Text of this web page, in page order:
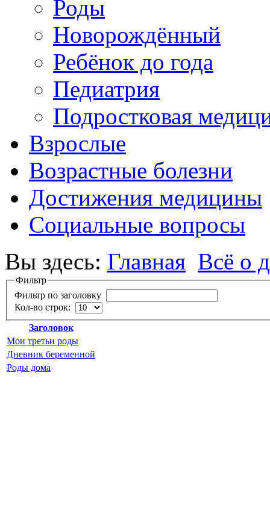
Роды
Новорождённый
Ребёнок до года
Педиатрия
Подростковая
Взрослые
Возрастные болезни
Достижения медицины
Социальные вопросы
Вы здесь: Главная Всё о
Фильтр
Фильтр по заголовку
Кол-во строк:
Заголовок
Мои третьи роды
Дневник беременной
Роды дома